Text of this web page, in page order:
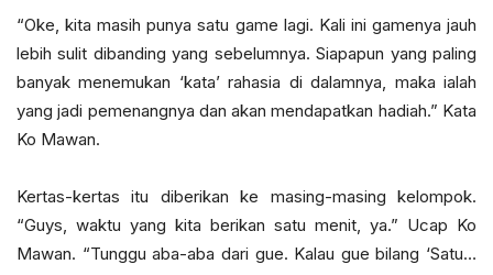
“Oke, kita masih punya satu game lagi. Kali ini gamenya jauh
lebih sulit dibanding yang sebelumnya. Siapapun yang paling
banyak menemukan ‘kata’ rahasia di dalamnya, maka ialah
yang jadi pemenangnya dan akan mendapatkan hadiah.” Kata
Ko Mawan.
Kertas-kertas itu diberikan ke masing-masing kelompok.
“Guys, waktu yang kita berikan satu menit, ya.” Ucap Ko
Mawan. “Tunggu aba-aba dari gue. Kalau gue bilang ‘Satu…